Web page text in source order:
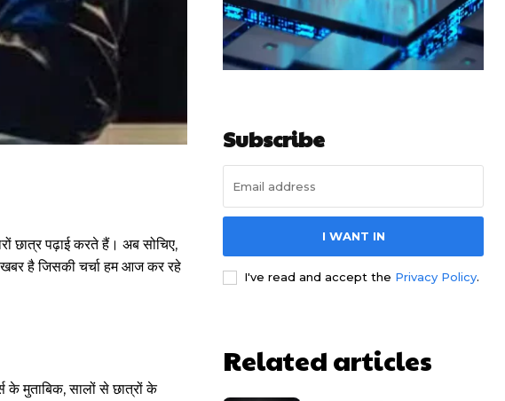
छात्र पढ़ाई करते हैं। अब सोचिए,
खबर है जिसकी चर्चा हम आज कर रहे
के मुताबिक, सालों से छात्रों के
Subscribe
I WANT IN
I've read and accept the Privacy Policy.
Related articles